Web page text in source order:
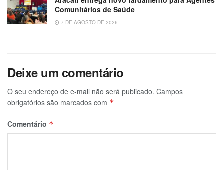
Comunitários de Saúde
7 DE AGOSTO DE 2026
Deixe um comentário
O seu endereço de e-mail não será publicado. Campos
obrigatórios são marcados com *
Comentário *